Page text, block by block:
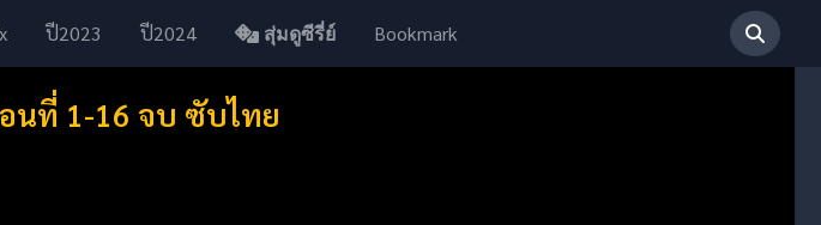
ปี2023 ปี2024 สุ่มดูซีรี่ย์ Bookmark
นที่ 1-16 จบ ซับไทย